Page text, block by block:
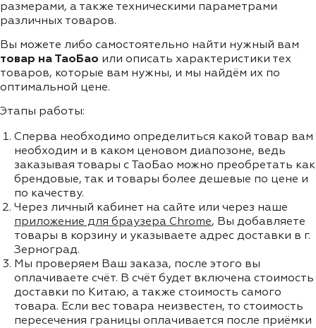
размерами, а также техническими параметрами
различных товаров.
Вы можете либо самостоятельно найти нужный вам
товар на ТаоБао или описать характеристики тех
товаров, которые вам нужны, и мы найдём их по
оптимальной цене.
Этапы работы:
Сперва необходимо определиться какой товар вам
необходим и в каком ценовом диапозоне, ведь
заказывая товары с ТаоБао можно преобретать как
брендовые, так и товары более дешевые по цене и
по качеству.
Через личный кабинет на сайте или через наше
приложение для браузера Chrome, Вы добавляете
товары в корзину и указываете адрес доставки в г.
Зерноград.
Мы проверяем Ваш заказа, после этого вы
оплачиваете счёт. В счёт будет включена стоимость
доставки по Китаю, а также стоимость самого
товара. Если вес товара неизвестен, то стоимость
пересечения границы оплачивается после приёмки